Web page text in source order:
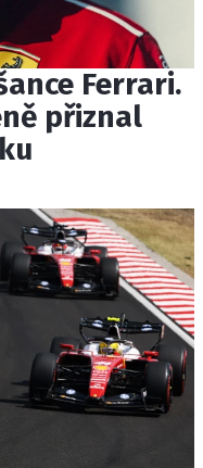
Ferrari.
přiznal